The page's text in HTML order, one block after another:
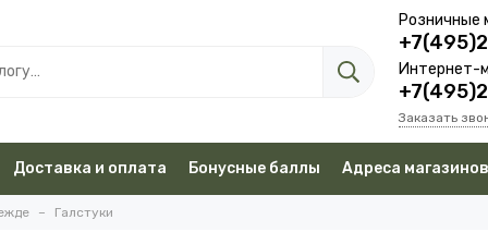
Розничные
Интернет-
Заказать
Доставка и оплата Бонусные баллы Адреса магазинов
Галстуки